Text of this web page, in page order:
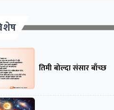
तिमी बोल्दा संसार बाँच्छ